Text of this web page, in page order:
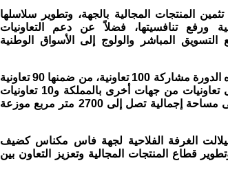
المنتجات المجالية بالجهة، وتطوير سلاسلها
ورفع تنافسيتها، فضلاً عن دعم التعاونيات
المباشر والولوج إلى الأسواق الوطنية
ووفق معطيات الجهات المنظمة، ستعرف هذه الدورة مشاركة 100 تعاونية، من ضمنها 90 تعاونية
فلاحية تمثل مختلف أقاليم الجهة، إضافة إلى تعاونيات من جهات أخرى بالمملكة و10 تعاونيات
تنشط في مجال الصناعة التقليدية، وذلك على مساحة إجمالية تصل إلى 2700 متر مربع موزعة
الغرفة الفلاحية لجهة فاس مكناس كضيف
قطاع المنتجات المجالية وتعزيز التعاون بين